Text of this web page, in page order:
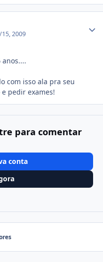
2009
com isso ala pra seu
pedir exames!
para comentar
conta